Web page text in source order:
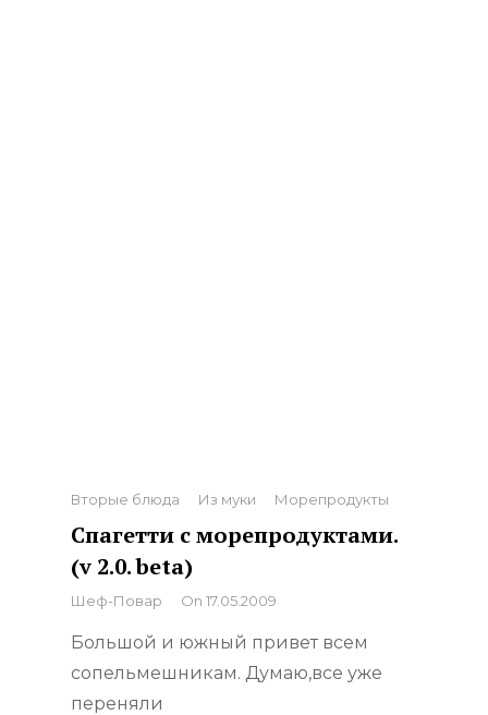
Categories
Вторые блюда Из муки Морепродукты
Спагетти с морепродуктами.
(v 2.0. beta)
By
Шеф-Повар On 17.05.2009
Большой и южный привет всем
сопельмешникам. Думаю,все уже
переняли